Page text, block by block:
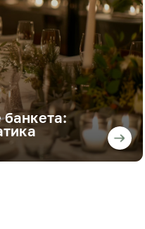
банкета: